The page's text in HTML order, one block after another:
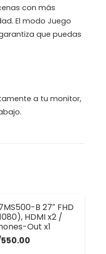
con más
El modo Juego
que puedas
a tu monitor,
B 27″ FHD
HDMI x2 /
Out x1
550.00